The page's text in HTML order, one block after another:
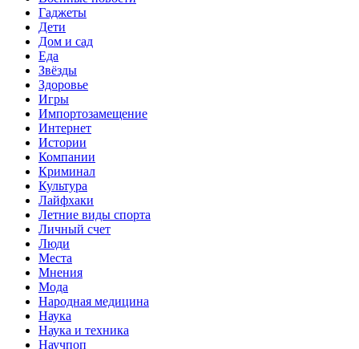
Гаджеты
Дети
Дом и сад
Еда
Звёзды
Здоровье
Игры
Импортозамещение
Интернет
Истории
Компании
Криминал
Культура
Лайфхаки
Летние виды спорта
Личный счет
Люди
Места
Мнения
Мода
Народная медицина
Наука
Наука и техника
Научпоп